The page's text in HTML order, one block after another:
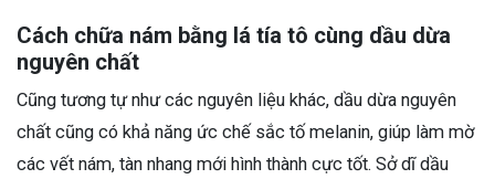
Cách chữa nám bằng lá tía tô cùng dầu dừa
nguyên chất
Cũng tương tự như các nguyên liệu khác, dầu dừa nguyên
chất cũng có khả năng ức chế sắc tố melanin, giúp làm mờ
các vết nám, tàn nhang mới hình thành cực tốt. Sở dĩ dầu